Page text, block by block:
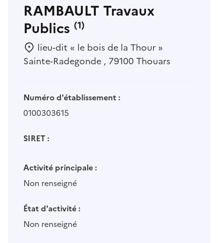
RAMBAULT Travaux
Publics (1)
lieu-dit « le bois de la Thour »
Sainte-Radegonde , 79100 Thouars
Numéro d'établissement :
0100303615
SIRET :
Activité principale :
Non renseigné
État d'activité :
Non renseigné